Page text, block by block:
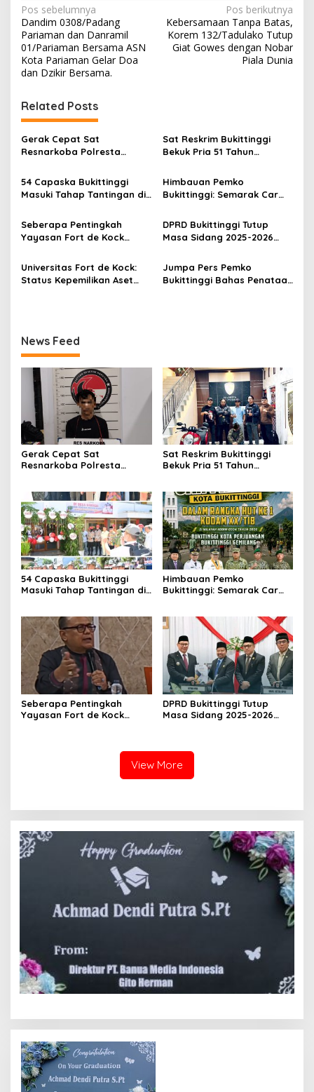
N
a
v
i
a
s
i
o
Pos sebelumnya
Dandim 0308/Padang
Pariaman dan Danramil
01/Pariaman Bersama ASN
Kota Pariaman Gelar Doa
dan Dzikir Bersama.
Pos berikutnya
Kebersamaan Tanpa Batas,
Korem 132/Tadulako Tutup
Giat Gowes dengan Nobar
Piala Dunia
Related Posts
Gerak Cepat Sat
Resnarkoba Polresta
Sabu Berhasil Diamankan
Sat Reskrim Bukittinggi
Bekuk Pria 51 Tahun
Scoopy
54 Capaska Bukittinggi
Masuki Tahap Tantingan di
Himbauan Pemko
Bukittinggi: Semarak Car
HUT ke I Komando Daerah
Militer (KODAM) XX/Tuanku
Imam Bonjol
Seberapa Pentingkah
Yayasan Fort de Kock
Perekonomian Masyarakat
Jam Gadang?
DPRD Bukittinggi Tutup
Masa Sidang 2025-2026
2026-2027, Wako Ramlan
Beri Apresiasi
Universitas Fort de Kock:
Status Kepemilikan Aset
Jumpa Pers Pemko
Bukittinggi Bahas Penataan
News Feed
Gerak Cepat Sat
Resnarkoba Polresta
Sat Reskrim Bukittinggi
Bekuk Pria 51 Tahun
54 Capaska Bukittinggi
Masuki Tahap Tantingan di
Himbauan Pemko
Bukittinggi: Semarak Car
Militer (KODAM) XX/Tuanku
Imam Bonjol
Seberapa Pentingkah
Yayasan Fort de Kock
DPRD Bukittinggi Tutup
Masa Sidang 2025-2026
View More